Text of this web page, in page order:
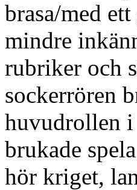
brasa/med
mindre
rubriker och
sockerrören
huvudrollen
brukade
hör kriget,